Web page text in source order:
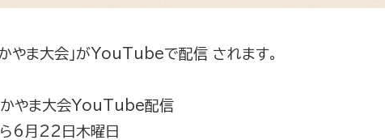
やま大会」がYouTubeで配信 されます。
やま大会YouTube配信
6 月 22 日木曜日